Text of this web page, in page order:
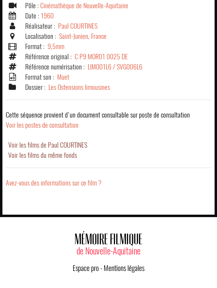
Pôle : Cinémathèque de Nouvelle-Aquitaine
Date : 1960
Réalisateur : Paul COURTINES
Localisation : Saint-Junien, France
Format : 9,5mm
Référence original : C P9 MOR01 0025 DE
Référence numérisation : LIM001L6 / SVG006L6
Format son : Muet
Dossier : Les Ostensions limousines
Cette séquence provient d'un document consultable sur poste de consultation
Voir les postes de consultation
Voir les films de Paul COURTINES
Voir les films du même fonds
Avez-vous des informations sur ce film ?
MÉMOIRE FILMIQUE
de Nouvelle-Aquitaine
Espace pro- Mentions légales